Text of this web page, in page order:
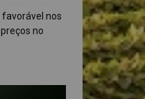
favorável nos
no